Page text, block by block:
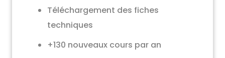
Téléchargement des fiches
techniques
+130 nouveaux cours par an